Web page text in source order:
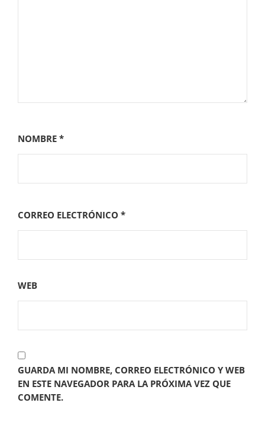
NOMBRE *
CORREO ELECTRÓNICO *
WEB
GUARDA MI NOMBRE, CORREO ELECTRÓNICO Y WEB
EN ESTE NAVEGADOR PARA LA PRÓXIMA VEZ QUE
COMENTE.